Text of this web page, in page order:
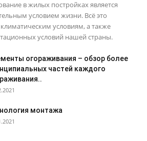
в жилых постройках является
условием жизни. Всё это
условиям, а также
условий нашей страны.
огораживания – обзор более
частей каждого
монтажа